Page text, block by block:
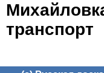
транспорт